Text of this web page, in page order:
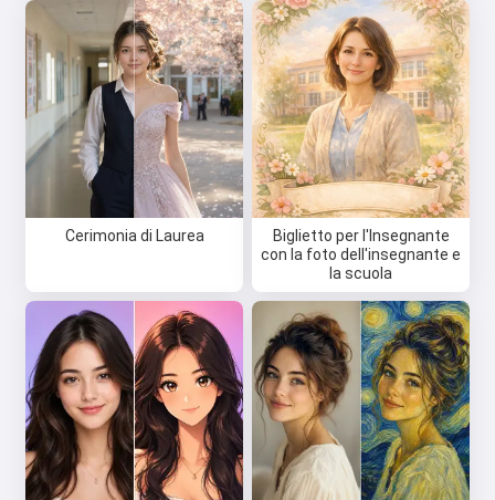
Cerimonia di Laurea
Biglietto per l'Insegnante
con la foto dell'insegnante e
la scuola